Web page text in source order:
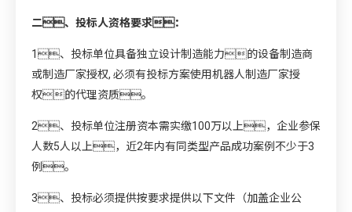
二、投标人资格要求：
1、投标单位具备独立设计制造能力的设备制造商
或制造厂家授权, 必须有投标方案使用机器人制造厂家授
权的代理资质。
2、投标单位注册资本需实缴100万以上，企业参保
人数5人以上，近2年内有同类型产品成功案例不少于3
例。
3、投标必须提供按要求提供以下文件（加盖企业公